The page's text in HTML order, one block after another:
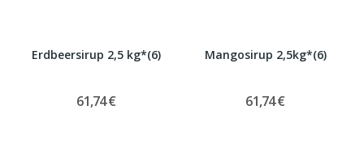
Erdbeersirup 2,5 kg*(6)
61,74 €
Mangosirup 2,5kg*(6)
61,74 €